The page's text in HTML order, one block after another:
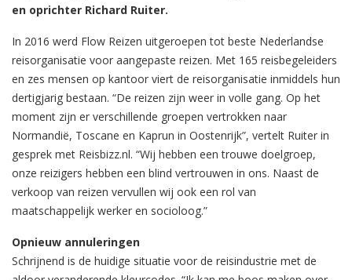
en oprichter Richard Ruiter.
In 2016 werd Flow Reizen uitgeroepen tot beste Nederlandse
reisorganisatie voor aangepaste reizen. Met 165 reisbegeleiders
en zes mensen op kantoor viert de reisorganisatie inmiddels hun
dertigjarig bestaan. “De reizen zijn weer in volle gang. Op het
moment zijn er verschillende groepen vertrokken naar
Normandië, Toscane en Kaprun in Oostenrijk”, vertelt Ruiter in
gesprek met Reisbizz.nl. “Wij hebben een trouwe doelgroep,
onze reizigers hebben een blind vertrouwen in ons. Naast de
verkoop van reizen vervullen wij ook een rol van
maatschappelijk werker en socioloog.”
Opnieuw annuleringen
Schrijnend is de huidige situatie voor de reisindustrie met de